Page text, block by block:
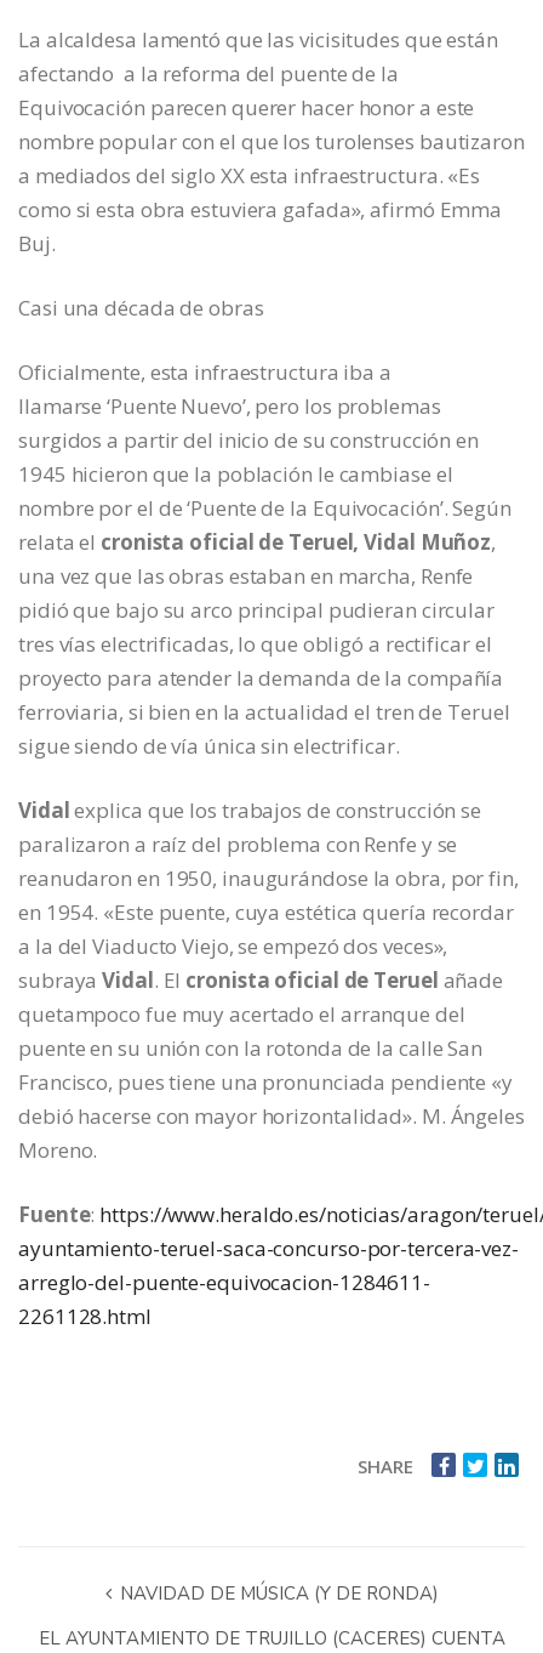
La alcaldesa lamentó que las vicisitudes que están
afectando a la reforma del puente de la
Equivocación parecen querer hacer honor a este
nombre popular con el que los turolenses bautizaron
a mediados del siglo XX esta infraestructura. «Es
como si esta obra estuviera gafada», afirmó Emma
Buj.
Casi una década de obras
Oficialmente, esta infraestructura iba a
llamarse ‘Puente Nuevo’, pero los problemas
surgidos a partir del inicio de su construcción en
1945 hicieron que la población le cambiase el
nombre por el de ‘Puente de la Equivocación’. Según
relata el cronista oficial de Teruel, Vidal Muñoz,
una vez que las obras estaban en marcha, Renfe
pidió que bajo su arco principal pudieran circular
tres vías electrificadas, lo que obligó a rectificar el
proyecto para atender la demanda de la compañía
ferroviaria, si bien en la actualidad el tren de Teruel
sigue siendo de vía única sin electrificar.
Vidalexplica que los trabajos de construcción se
paralizaron a raíz del problema con Renfe y se
reanudaron en 1950, inaugurándose la obra, por fin,
en 1954. «Este puente, cuya estética quería recordar
a la del Viaducto Viejo, se empezó dos veces»,
subrayaVidal. El cronista oficial de Teruel añade
quetampoco fue muy acertado el arranque del
puente en su unión con la rotonda de la calle San
Francisco, pues tiene una pronunciada pendiente «y
debió hacerse con mayor horizontalidad». M. Ángeles
Moreno.
Fuente: https://www.heraldo.es/noticias/aragon/
ayuntamiento-teruel-saca-concurso-por-tercera-vez-
arreglo-del-puente-equivocacion-1284611-
2261128.html
SHARE
NAVIDAD DE MÚSICA (Y DE RONDA)
EL AYUNTAMIENTO DE TRUJILLO (CACERES) CUENTA